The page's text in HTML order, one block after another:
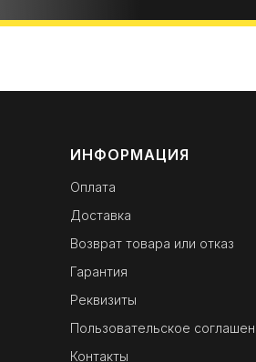
ИНФОРМАЦИЯ
Оплата
Доставка
Возврат товара или отказ
Гарантия
Реквизиты
Пользовательское
Контакты